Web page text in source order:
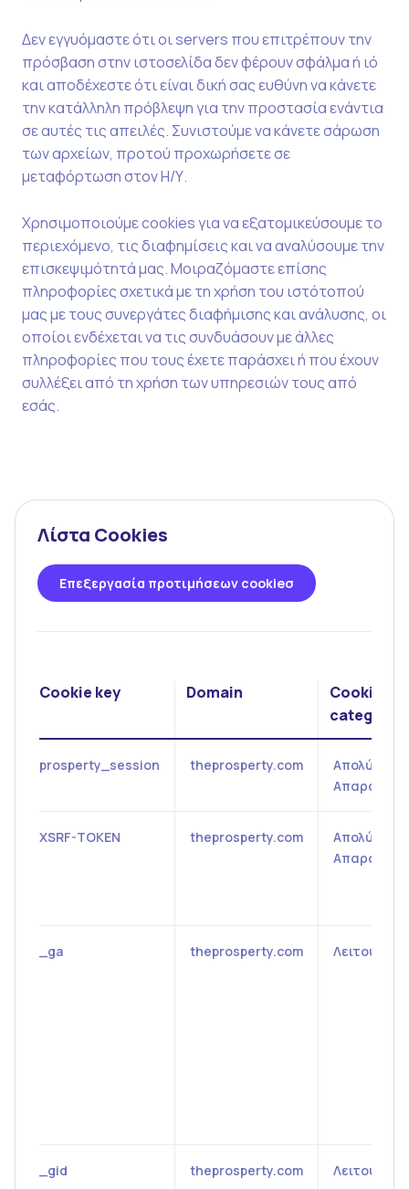
Δεν εγγυόμαστε ότι οι servers που επιτρέπουν την
πρόσβαση στην ιστοσελίδα δεν φέρουν σφάλμα ή ιό
και αποδέχεστε ότι είναι δική σας ευθύνη να κάνετε
την κατάλληλη πρόβλεψη για την προστασία ενάντια
σε αυτές τις απειλές. Συνιστούμε να κάνετε σάρωση
των αρχείων, προτού προχωρήσετε σε
μεταφόρτωση στον Η/Υ.
Χρησιμοποιούμε cookies για να εξατομικεύσουμε το
περιεχόμενο, τις διαφημίσεις και να αναλύσουμε την
επισκεψιμότητά μας. Μοιραζόμαστε επίσης
πληροφορίες σχετικά με τη χρήση του ιστότοπού
μας με τους συνεργάτες διαφήμισης και ανάλυσης, οι
οποίοι ενδέχεται να τις συνδυάσουν με άλλες
πληροφορίες που τους έχετε παράσχει ή που έχουν
συλλέξει από τη χρήση των υπηρεσιών τους από
εσάς.
Λίστα Cookies
Επεξεργασία προτιμήσεων cookieσ
Cookie key Domain
Cookie
category
prosperty_session theprosperty.com
Απολύτως
XSRF-TOKEN theprosperty.com
Απολύτως
_ga theprosperty.com
_gid theprosperty.com